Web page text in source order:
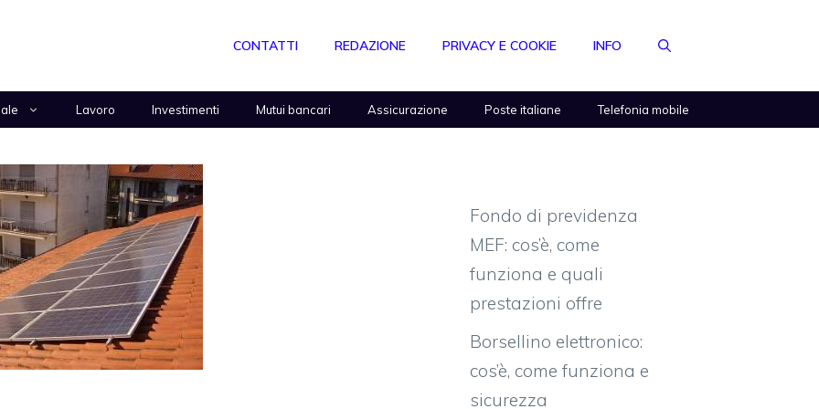
CONTATTI REDAZIONE PRIVACY E COOKIE INFO
Lavoro Investimenti Mutui bancari Assicurazione Poste italiane Telefonia mobile
Fondo di previdenza
MEF: cos’è, come
funziona e quali
prestazioni offre
Borsellino elettronico:
cos’è, come funziona e
sicurezza